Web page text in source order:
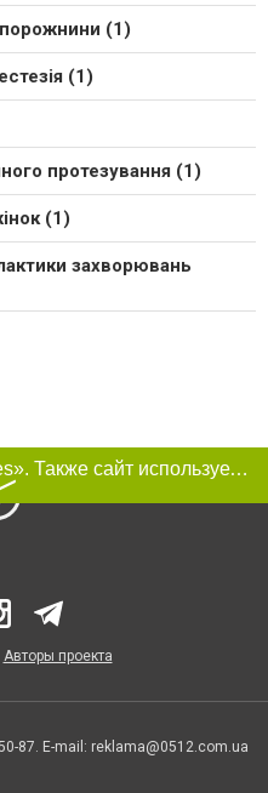
порожнини (1)
(1)
протезування (1)
(1)
захворювань
Этот сайт использует «cookies». Также сайт использует интернет-сервис для сбора технических данных касательно посетителей с целью получения маркетинговой и статистической информации. Условия обработки данных посетителей сайта см.
Авторы проекта
87. E-mail: reklama@0512.com.ua